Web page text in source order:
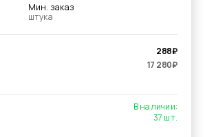
Мин. заказ
штука
288₽
17 280₽
В наличии:
37 шт.